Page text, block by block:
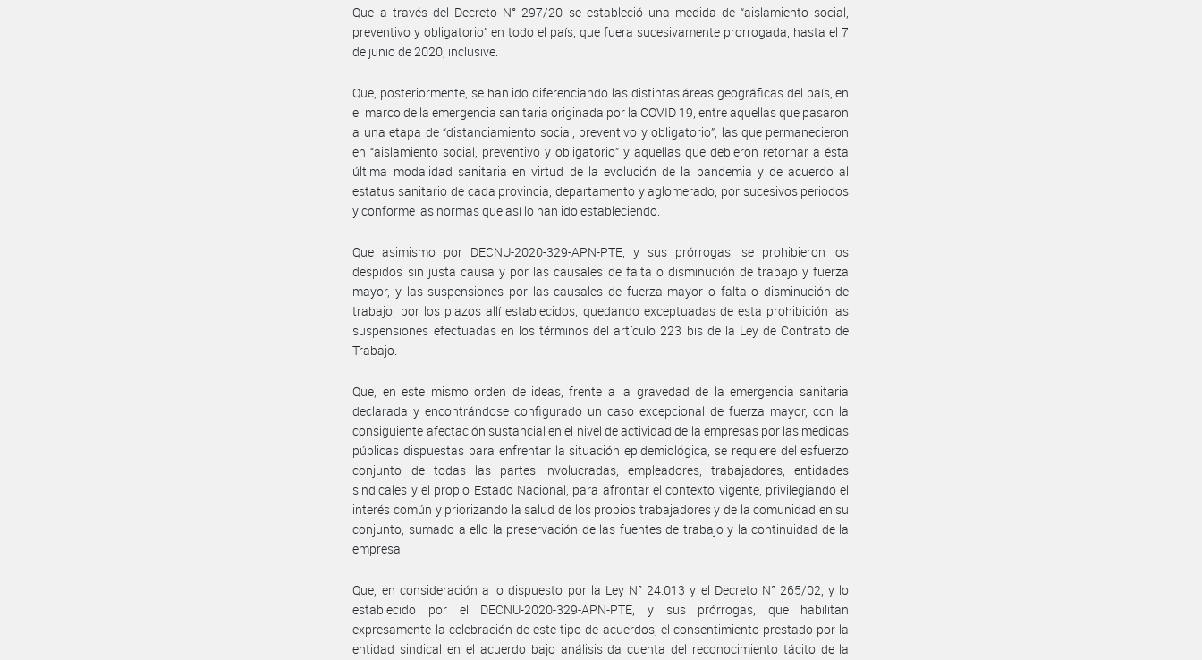
Que a través del Decreto N° 297/20 se estableció una medida de “aislamiento social,
preventivo y obligatorio” en todo el país, que fuera sucesivamente prorrogada, hasta el 7
de junio de 2020, inclusive.
Que, posteriormente, se han ido diferenciando las distintas áreas geográficas del país, en
el marco de la emergencia sanitaria originada por la COVID 19, entre aquellas que pasaron
a una etapa de “distanciamiento social, preventivo y obligatorio”, las que permanecieron
en “aislamiento social, preventivo y obligatorio” y aquellas que debieron retornar a ésta
última modalidad sanitaria en virtud de la evolución de la pandemia y de acuerdo al
estatus sanitario de cada provincia, departamento y aglomerado, por sucesivos periodos
y conforme las normas que así lo han ido estableciendo.
Que asimismo por DECNU-2020-329-APN-PTE, y sus prórrogas, se prohibieron los
despidos sin justa causa y por las causales de falta o disminución de trabajo y fuerza
mayor, y las suspensiones por las causales de fuerza mayor o falta o disminución de
trabajo, por los plazos allí establecidos, quedando exceptuadas de esta prohibición las
suspensiones efectuadas en los términos del artículo 223 bis de la Ley de Contrato de
Trabajo.
Que, en este mismo orden de ideas, frente a la gravedad de la emergencia sanitaria
declarada y encontrándose configurado un caso excepcional de fuerza mayor, con la
consiguiente afectación sustancial en el nivel de actividad de la empresas por las medidas
públicas dispuestas para enfrentar la situación epidemiológica, se requiere del esfuerzo
conjunto de todas las partes involucradas, empleadores, trabajadores, entidades
sindicales y el propio Estado Nacional, para afrontar el contexto vigente, privilegiando el
interés común y priorizando la salud de los propios trabajadores y de la comunidad en su
conjunto, sumado a ello la preservación de las fuentes de trabajo y la continuidad de la
empresa.
Que, en consideración a lo dispuesto por la Ley N° 24.013 y el Decreto N° 265/02, y lo
establecido por el DECNU-2020-329-APN-PTE, y sus prórrogas, que habilitan
expresamente la celebración de este tipo de acuerdos, el consentimiento prestado por la
entidad sindical en el acuerdo bajo análisis da cuenta del reconocimiento tácito de la